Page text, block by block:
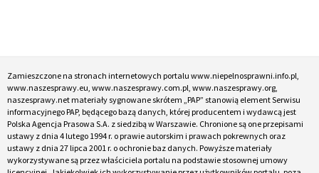
Zamieszczone na stronach internetowych portalu www.niepelnosprawni.info.pl,
www.naszesprawy.eu, www.naszesprawy.com.pl, www.naszesprawy.org,
naszesprawy.net materiały sygnowane skrótem „PAP” stanowią element Serwisu
informacyjnego PAP, będącego bazą danych, której producentem i wydawcą jest
Polska Agencja Prasowa S.A. z siedzibą w Warszawie. Chronione są one przepisami
ustawy z dnia 4 lutego 1994 r. o prawie autorskim i prawach pokrewnych oraz
ustawy z dnia 27 lipca 2001 r. o ochronie baz danych. Powyższe materiały
wykorzystywane są przez właściciela portalu na podstawie stosownej umowy